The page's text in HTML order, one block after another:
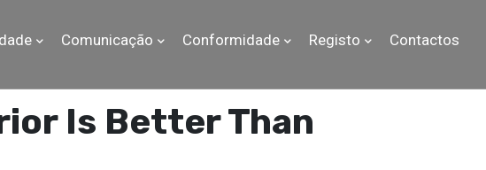
Comunicação Conformidade Registo Contactos
Is Better Than